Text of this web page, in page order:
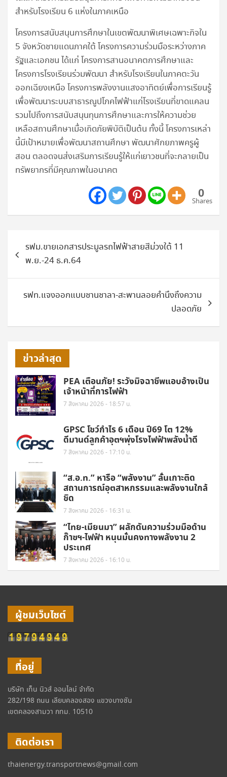
สำหรับโรงเรียน 6 แห่งในภาคเหนือ
โครงการสนับสนุนการศึกษาในเขตพัฒนาพิเศษเฉพาะกิจใน
5 จังหวัดชายแดนภาคใต้ โครงการความร่วมมือระหว่างภาค
รัฐและเอกชน ได้แก่ โครงการสานอนาคตการศึกษาและ
โครงการโรงเรียนร่วมพัฒนา สำหรับโรงเรียนในภาคตะวัน
ออกเฉียงเหนือ โครงการพลังงานแสงอาทิตย์เพื่อการเรียนรู้
เพื่อพัฒนาระบบสาธารณูปโภคไฟฟ้าแก่โรงเรียนที่ขาดแคลน
รวมไปถึงการสนับสนุนทุนการศึกษาและการให้ความช่วย
เหลือสถานศึกษาเมื่อเกิดภัยพิบัติเป็นต้น ทั้งนี้ โครงการเหล่า
นี้มีเป้าหมายเพื่อพัฒนาสถานศึกษา พัฒนาศักยภาพครูผู้
สอน ตลอดจนส่งเสริมการเรียนรู้ให้แก่เยาวชนที่จะกลายเป็น
ทรัพยากรที่มีคุณภาพในอนาคต
0
Shares
แนะแนว
เรื่องรฟม.ขายเอกสารประมูลรถไฟฟ้าสายสีม่วงใต้ 11
พ.ย.-24 ธ.ค.64
รฟท.แจงออกแบบชานชาลา-สะพานลอยคำนึงถึงความ
ปลอดภัย
ข่าวล่าสุด
PEA เตือนภัย! ระวังมิจฉาชีพแอบอ้างเป็น
เจ้าหน้าที่การไฟฟ้า
7 สิงหาคม 2026 - 18:57 น.
GPSC โชว์กำไร 6 เดือน ปี69 โต 12%
ดีมานด์ลูกค้าอุตฯพุ่งโรงไฟฟ้าพลังน้ำดี
7 สิงหาคม 2026 - 17:10 น.
“ส.อ.ท.” หารือ “พลังงาน” ลั่นเกาะติด
สถานการณ์อุตสาหกรรมและพลังงานใกล้
ชิด
7 สิงหาคม 2026 - 16:31 น.
“ไทย-เมียนมา” ผลักดันความร่วมมือด้าน
ก๊าซฯ-ไฟฟ้า หนุนมั่นคงทางพลังงาน 2
ประเทศ
7 สิงหาคม 2026 - 16:10 น.
ผู้ชมเว็บไซต์
ที่อยู่
บริษัท เท็น นิวส์ ออนไลน์ จำกัด
282/198 ถนน เลียบคลองสอง แขวงบางชัน
เขตคลองสามวา กทม. 10510
ติดต่อเรา
thaienergy.transportnews@gmail.com